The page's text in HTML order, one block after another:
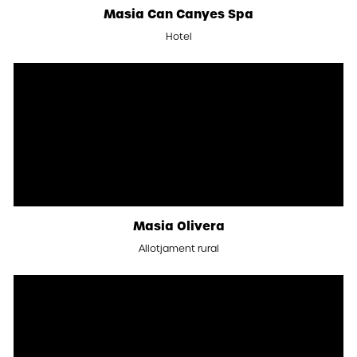
Masia Can Canyes Spa
Hotel
Masia Olivera
Allotjament rural